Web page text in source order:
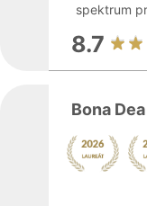
spektrum
8.7
Bona Dea